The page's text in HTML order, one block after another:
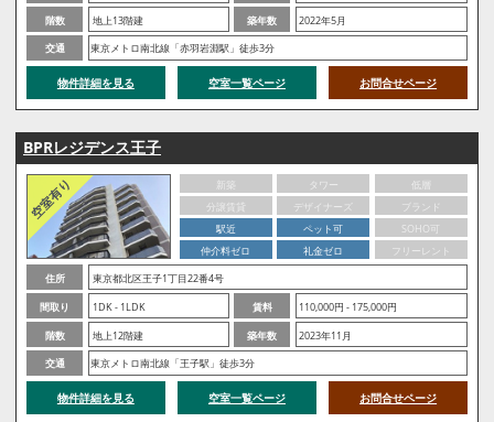
階数
地上13階建 築年数
2022年5月
交通
東京メトロ南北線「赤羽岩淵駅」徒歩3分
物件詳細を見る 空室一覧ページ お問合せページ
BPRレジデンス王子
新築 タワー
低層
分譲賃貸
デザイナーズ
ブランド
駅近
ペット可
SOHO可
仲介料ゼロ
礼金ゼロ
フリーレント
住所
東京都北区王子1丁目22番4号
間取り
1DK - 1LDK 賃料
110,000円 - 175,000円
階数
地上12階建 築年数
2023年11月
交通
東京メトロ南北線「王子駅」徒歩3分
物件詳細を見る 空室一覧ページ お問合せページ